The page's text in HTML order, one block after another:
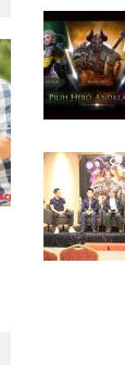
Berapa
commerce